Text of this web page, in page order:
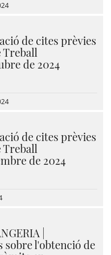
de cites prèvies
Treball
de 2024
de cites prèvies
Treball
de 2024
|
l'obtenció de